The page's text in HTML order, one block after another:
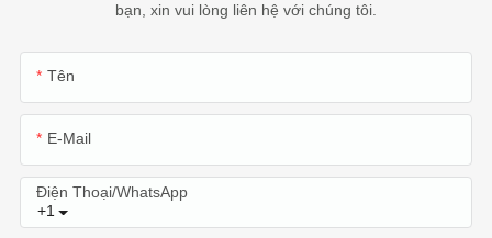
bạn, xin vui lòng liên hệ với chúng tôi.
Tên
E-Mail
+1
Điện Thoại/WhatsApp